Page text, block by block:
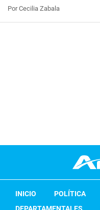
Por Cecilia Zabala
INICIO POLÍTICA
DEPARTAMENTALES